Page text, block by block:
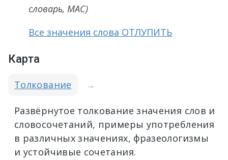
словарь, МАС)
Все значения слова ОТЛУПИТЬ
Карта
Толкование →
Развёрнутое толкование значения слов и
словосочетаний, примеры употребления
в различных значениях, фразеологизмы
и устойчивые сочетания.